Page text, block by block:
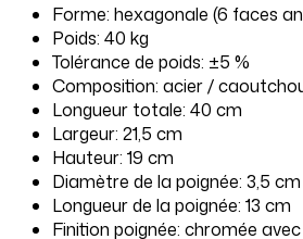
Forme: hexagonale (6 faces
Poids: 40 kg
Tolérance de poids: ±5 %
Composition: acier /
Longueur totale: 40 cm
Largeur: 21,5 cm
Hauteur: 19 cm
Diamètre de la poignée: 3,5 cm
Longueur de la poignée: 13 cm
Finition poignée: chromée